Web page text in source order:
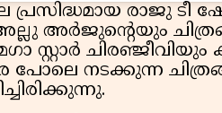
രാജു ടീ
അല്ലു അർജുന്റെയും
സ്റ്റാർ
പോലെ നടക്കുന്ന